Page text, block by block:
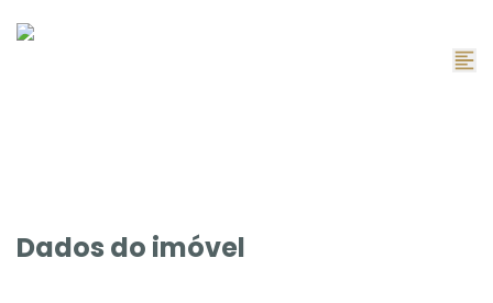
Dados do imóvel